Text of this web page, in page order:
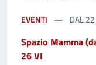
EVENTI DAL
Spazio Mamma
26 VI